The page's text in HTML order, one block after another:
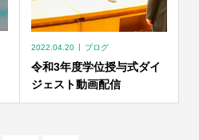
2022.04.20 ブログ
令和3年度学位授与式ダイ
ジェスト動画配信